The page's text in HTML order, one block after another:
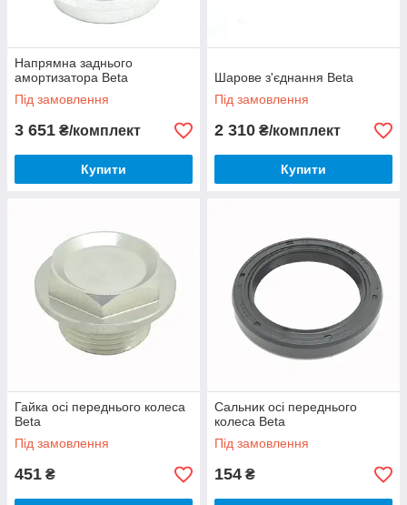
Напрямна заднього
амортизатора Beta
Під замовлення
3 651 ₴/комплект
Купити
Шарове з'єднання Beta
Під замовлення
2 310 ₴/комплект
Купити
Гайка осі переднього колеса
Beta
Під замовлення
451 ₴
Сальник осі переднього
колеса Beta
Під замовлення
154 ₴